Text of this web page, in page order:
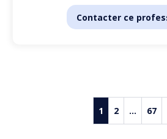
Contacter ce
1 2 ... 67